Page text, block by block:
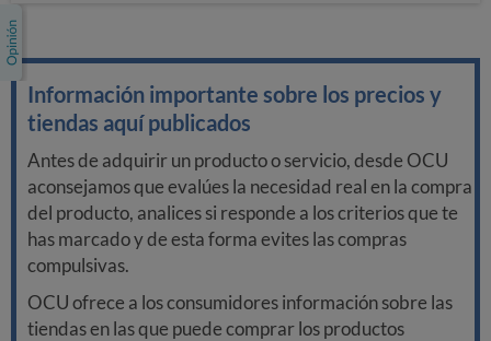
Información importante sobre los precios y
tiendas aquí publicados
Antes de adquirir un producto o servicio, desde OCU
aconsejamos que evalúes la necesidad real en la compra
del producto, analices si responde a los criterios que te
has marcado y de esta forma evites las compras
compulsivas.
OCU ofrece a los consumidores información sobre las
tiendas en las que puede comprar los productos